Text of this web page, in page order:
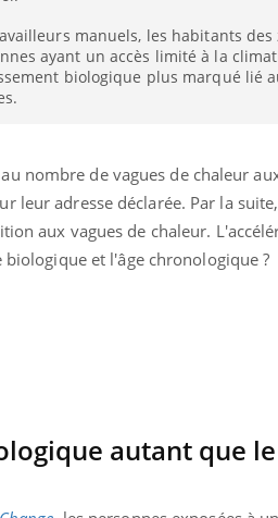
manuels, les habitants
ayant un accès limité à la
biologique plus marqué lié
nombre de vagues de chaleur
leur adresse déclarée. Par la
aux vagues de chaleur.
et l'âge chronologique ?
autant que
tout nouveau
piscine,
Le Ramadan
diabète, c'est